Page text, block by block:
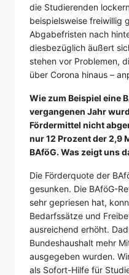
die Studierenden
beispielsweise freiwillig
Abgabefristen nach
diesbezüglich äußert
stehen vor Problemen,
über Corona hinaus –
Wie zum Beispiel eine
vergangenen Jahr
Fördermittel nicht
nur 12 Prozent der 2,9
BAföG. Was zeigt uns
Die Förderquote der
gesunken. Die BAföG-
sehr gepriesen hat,
Bedarfssätze und
ausreichend erhöht.
Bundeshaushalt mehr
ausgegeben wurden.
als Sofort-Hilfe für